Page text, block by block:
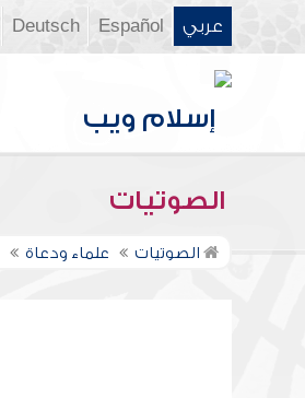
عربي Español
Deutsch
الصوتيات
الصوتيات علماء ودعاة